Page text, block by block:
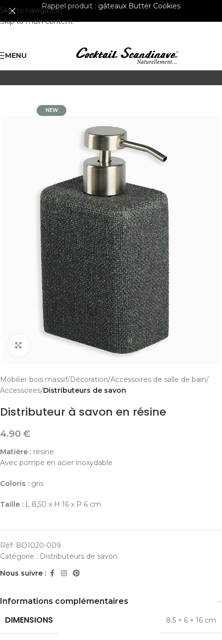
Skip to navigation
Skip to main content
Rappel produit : gâteaux Butter Cookies
MENU
NEW
Cliquer pour agrandir
Mobilier bois massif Décoration Accessoires de salle de bain
Accessoires Distributeurs de savon
Distributeur à savon en résine
4.90 €
Matière : résine
Avec pompe en acier inoxydable
Coloris : gris
Taille : L 8,50 x H 16 x P 6 cm
Réf: BO1020-009
Catégorie : Distributeurs de savon
Nous suivre :
Informations complémentaires
DIMENSIONS 8.5 × 6 × 16 cm